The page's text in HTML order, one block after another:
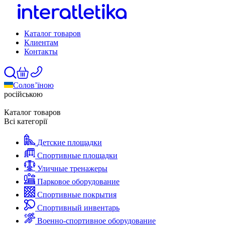
Каталог товаров
Клиентам
Контакты
Солов’їною
російською
Каталог товаров
Всі категорії
Детские площадки
Спортивные площадки
Уличные тренажеры
Парковое оборудование
Спортивные покрытия
Спортивный инвентарь
Военно-спортивное оборудование